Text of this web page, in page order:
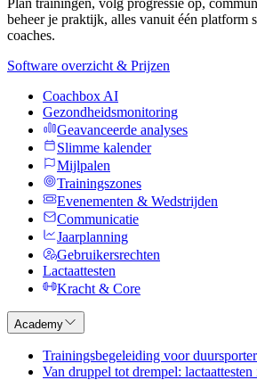
Plan trainingen, volg progressie op,
beheer je praktijk, alles vanuit één platform
coaches.
Software overzicht & Prijzen
Coachbox AI
Gezondheidsmonitoring
Geavanceerde analyses
Slimme kalender
Mijlpalen
Trainingszones
Evenementen & Wedstrijden
Communicatie
Jaarplanning
Gebruikersrechten
Lactaattesten
Kracht & Core
Academy
Trainingsbegeleiding voor
Van druppel tot drempel: